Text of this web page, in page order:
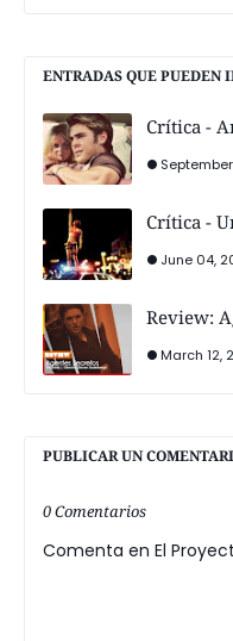
ENTRADAS QUE PUEDEN
Crítica -
Crítica -
June 04,
Review:
March 12,
PUBLICAR UN
0 Comentarios
Comenta en El